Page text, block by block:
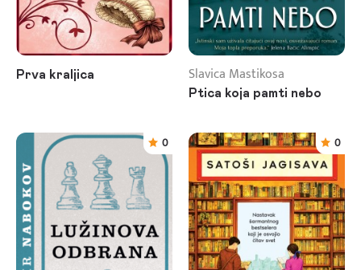
Prva kraljica Slavica Mastikosa
Ptica koja pamti nebo
0 0